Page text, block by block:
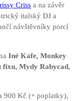
Criss a na závěr
italský DJ a
návštěvníky porcí
Iné Kafe, Monkey
fixu, Mydy Rabycad,
900 Kč (+ poplatky),